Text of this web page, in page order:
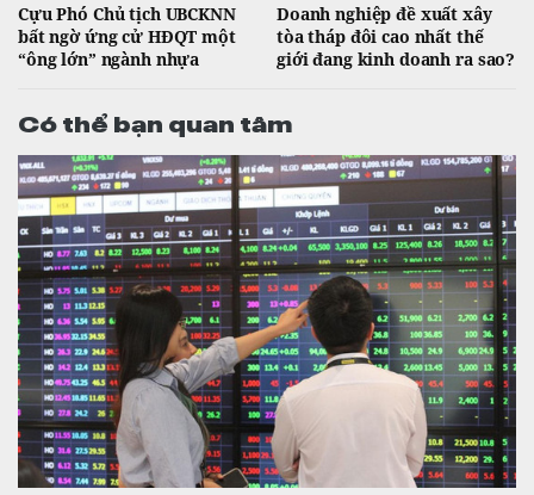
Cựu Phó Chủ tịch UBCKNN
bất ngờ ứng cử HĐQT một
“ông lớn” ngành nhựa
Doanh nghiệp đề xuất xây
tòa tháp đôi cao nhất thế
giới đang kinh doanh ra sao?
Có thể bạn quan tâm